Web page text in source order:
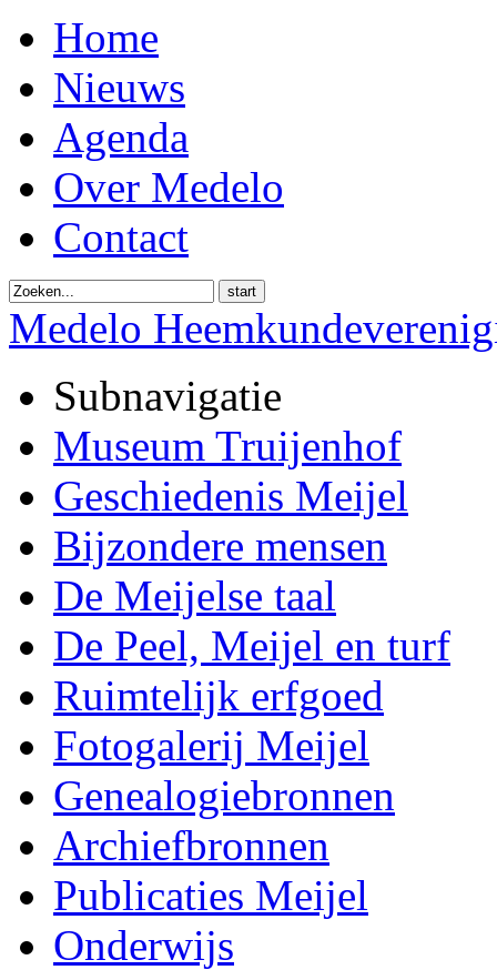
Home
Nieuws
Agenda
Over Medelo
Contact
start
Medelo
Subnavigatie
Museum Truijenhof
Geschiedenis Meijel
Bijzondere mensen
De Meijelse taal
De Peel, Meijel en turf
Ruimtelijk erfgoed
Fotogalerij Meijel
Genealogiebronnen
Archiefbronnen
Publicaties Meijel
Onderwijs